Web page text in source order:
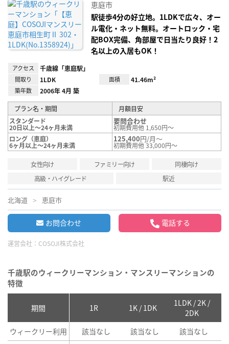
録
恵庭市
駅徒歩4分の好立地。1LDKで広々、オー
ル電化・ネット無料。オートロック・宅
配BOX完備、角部屋で日当たり良好！2
名以上の入居もOK！
アクセス 千歳線「恵庭駅」
間取り 1LDK 面積 41.46m²
築年数 2006年 4月 築
プラン名・期間
月額目安
スタンダード
20日以上～24ヶ月未満
要問合わせ
初期費用他 1,650円～
ロング（恵庭）
6ヶ月以上～24ヶ月未満
125,400円/月～
初期費用他 33,000円～
女性向け ファミリー向け
同棲向け
高級・ハイグレード
駅近
北海道 恵庭市
お問合わせ 電話する
運営会社： COSOJI株式会社
千歳駅のウィークリーマンション・マンスリーマンションの
特徴
期間 1R 1K / 1DK
1LDK / 2K /
2DK
ウィークリー利用 該当なし 該当なし 該当なし